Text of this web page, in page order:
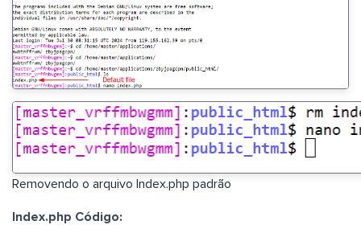
Removendo o arquivo Index.php padrão
Index.php Código: